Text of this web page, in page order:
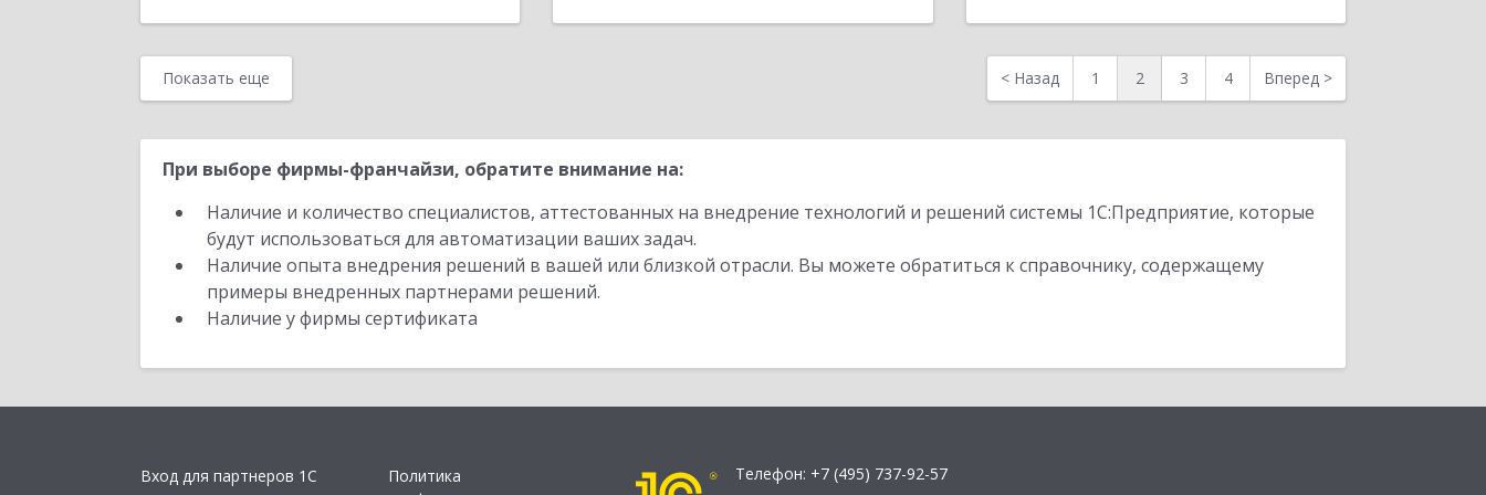
Показать еще < Назад 1 2 3 4 Вперед >
При выборе фирмы-франчайзи, обратите внимание на:
Наличие и количество специалистов, аттестованных на внедрение технологий и решений системы 1С:Предприятие, которые
будут использоваться для автоматизации ваших задач.
Наличие опыта внедрения решений в вашей или близкой отрасли. Вы можете обратиться к справочнику, содержащему
примеры внедренных партнерами решений.
Наличие у фирмы сертификата
Вход для партнеров 1С
Политика
Телефон: +7 (495) 737-92-57